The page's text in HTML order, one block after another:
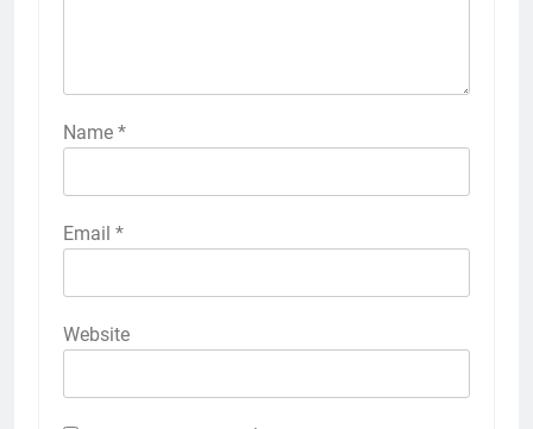
Name *
Email *
Website